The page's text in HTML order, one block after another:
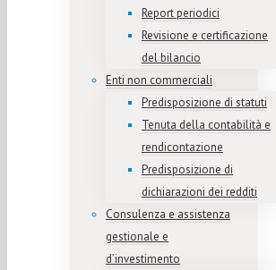
Report periodici
Revisione e certificazione
del bilancio
Enti non commerciali
Predisposizione di statuti
Tenuta della contabilità e
rendicontazione
Predisposizione di
dichiarazioni dei redditi
Consulenza e assistenza
gestionale e
d’investimento